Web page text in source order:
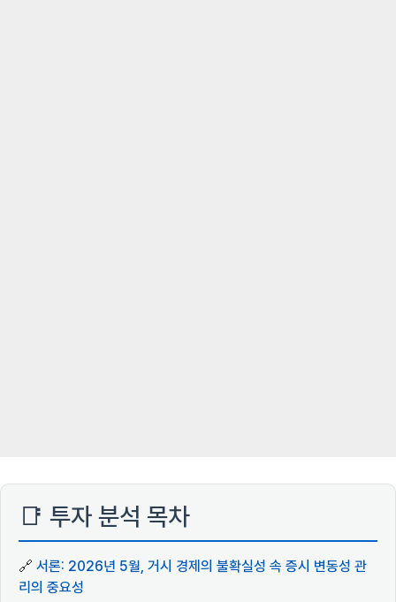
📑 투자 분석 목차
🔗 서론: 2026년 5월, 거시 경제의 불확실성 속 증시 변동성 관
리의 중요성